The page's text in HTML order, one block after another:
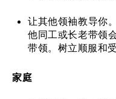
让其他领袖教导你
他同工或长老带领
带领。树立顺服和
家庭